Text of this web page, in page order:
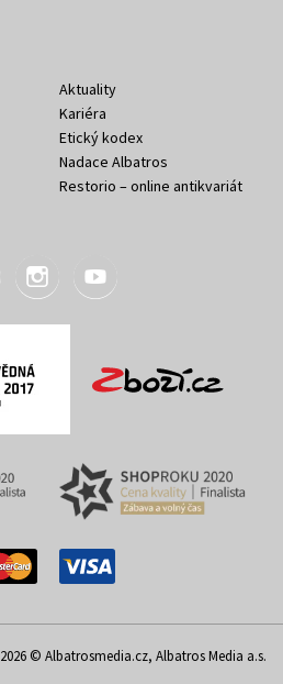
Aktuality
Kariéra
Etický kodex
Nadace Albatros
Restorio – online antikvariát
2026 © Albatrosmedia.cz, Albatros Media a.s.